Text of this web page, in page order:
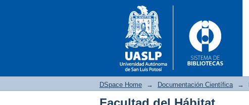
DSpace Home → Documentación Científica →